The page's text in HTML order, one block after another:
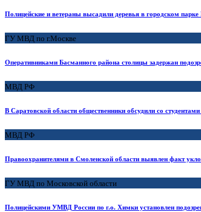
Полицейские и ветераны высадили деревья в городском парке
ГУ МВД по г.Москве
Оперативниками Басманного района столицы задержан
МВД РФ
В Саратовской области общественники обсудили со
МВД РФ
Правоохранителями в Смоленской области выявлен факт
ГУ МВД по Московской области
Полицейскими УМВД России по г.о. Химки установлен